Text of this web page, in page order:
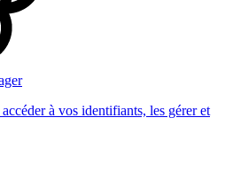
à vos identifiants, les gérer et